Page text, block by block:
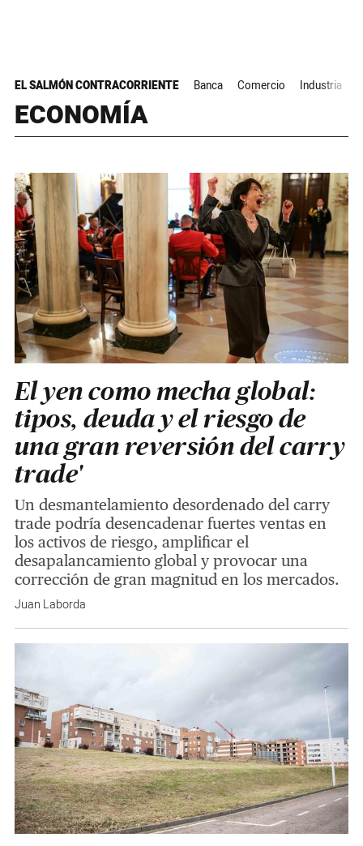
EL SALMÓN CONTRACORRIENTE Banca Comercio Industria
ECONOMÍA
El yen como mecha global:
tipos, deuda y el riesgo de
una gran reversión del carry
trade'
Un desmantelamiento desordenado del carry
trade podría desencadenar fuertes ventas en
los activos de riesgo, amplificar el
desapalancamiento global y provocar una
corrección de gran magnitud en los mercados.
Juan Laborda